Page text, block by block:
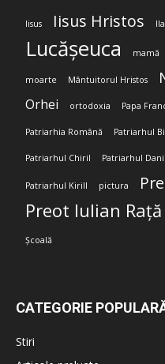
Iisus Iisus Hristos
Lucășeuca mamă
moarte Mântuitorul Hristos
Orhei ortodoxia Papa
Patriarhia Română Patriarhul
Patriarhul Chiril Patriarhul
Patriarhul Kirill pictura
Preot Iulian Rață
Școală
CATEGORIE
Stiri